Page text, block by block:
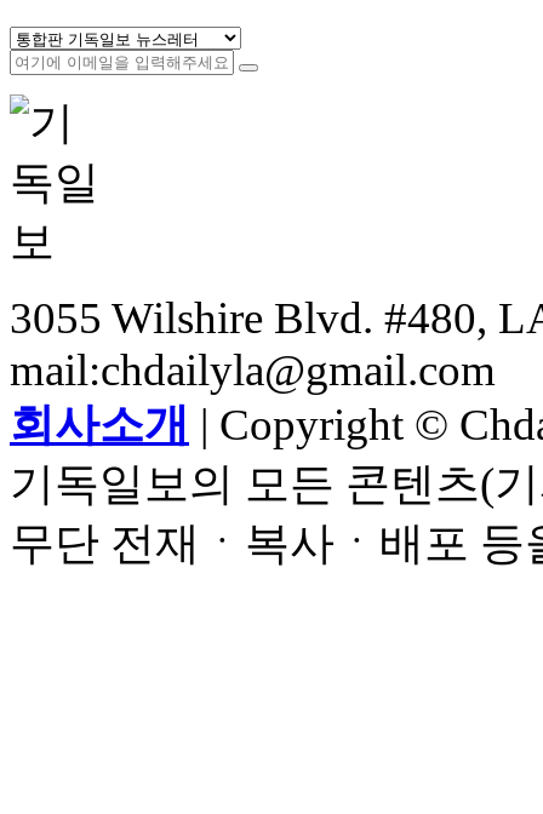
3055 Wilshire Blvd. #480,
mail:chdailyla@gmail.com
회사소개 | Copyright ©
기독일보의 모든 콘텐츠(
무단 전재ㆍ복사ㆍ배포 등